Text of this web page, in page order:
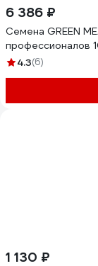
6 386 ₽
Семена GREEN
профессионалов
4.3(6)
1 130 ₽